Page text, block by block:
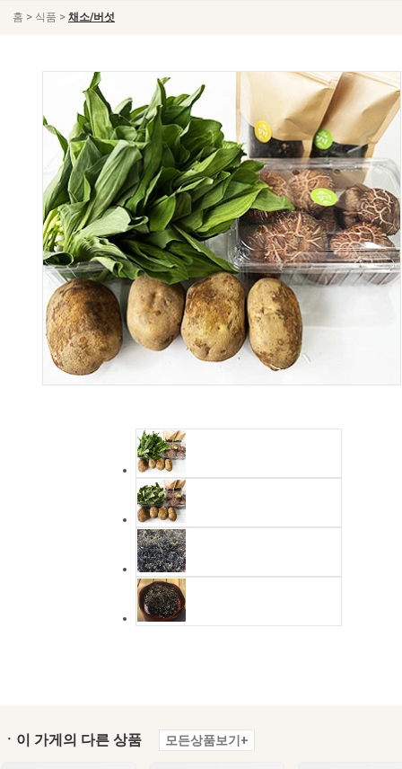
홈 > 식품 > 채소/버섯
ㆍ이 가게의 다른 상품 모든상품보기+